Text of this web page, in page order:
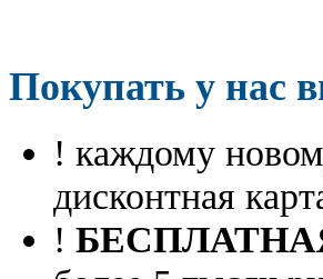
Покупать у нас
! каждому
дисконтная
!